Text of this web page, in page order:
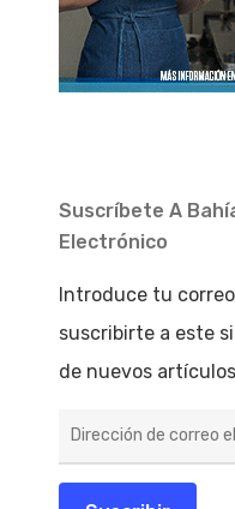
Suscríbete A
Electrónico
Introduce tu
suscribirte a este
de nuevos
de
electrónico